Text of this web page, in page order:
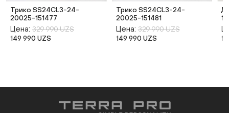
Трико SS24CL3-24-
20025-151477
Цена: 329 990 UZS
149 990 UZS
Трико SS24CL3-24-
20025-151481
Цена: 329 990 UZS
149 990 UZS